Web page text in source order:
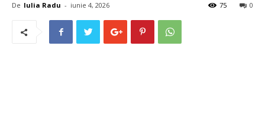
De Iulia Radu - iunie 4, 2026 0
75